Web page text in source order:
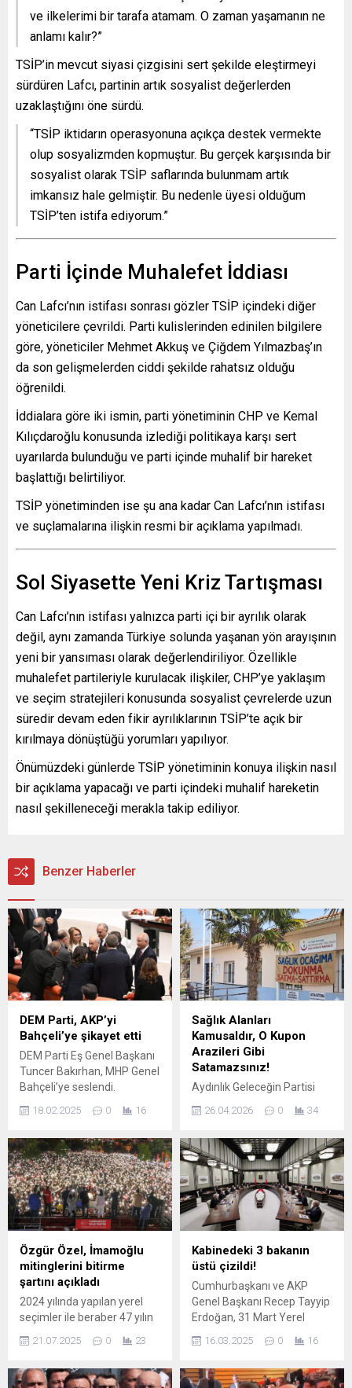
ve ilkelerimi bir tarafa atamam. O zaman yaşamanın ne
anlamı kalır?”
TSİP’in mevcut siyasi çizgisini sert şekilde eleştirmeyi
sürdüren Lafcı, partinin artık sosyalist değerlerden
uzaklaştığını öne sürdü.
“TSİP iktidarın operasyonuna açıkça destek vermekte
olup sosyalizmden kopmuştur. Bu gerçek karşısında bir
sosyalist olarak TSİP saflarında bulunmam artık
imkansız hale gelmiştir. Bu nedenle üyesi olduğum
TSİP’ten istifa ediyorum.”
Parti İçinde Muhalefet İddiası
Can Lafcı’nın istifası sonrası gözler TSİP içindeki diğer
yöneticilere çevrildi. Parti kulislerinden edinilen bilgilere
göre, yöneticiler Mehmet Akkuş ve Çiğdem Yılmazbaş’ın
da son gelişmelerden ciddi şekilde rahatsız olduğu
öğrenildi.
İddialara göre iki ismin, parti yönetiminin CHP ve Kemal
Kılıçdaroğlu konusunda izlediği politikaya karşı sert
uyarılarda bulunduğu ve parti içinde muhalif bir hareket
başlattığı belirtiliyor.
TSİP yönetiminden ise şu ana kadar Can Lafcı’nın istifası
ve suçlamalarına ilişkin resmi bir açıklama yapılmadı.
Sol Siyasette Yeni Kriz Tartışması
Can Lafcı’nın istifası yalnızca parti içi bir ayrılık olarak
değil, aynı zamanda Türkiye solunda yaşanan yön arayışının
yeni bir yansıması olarak değerlendiriliyor. Özellikle
muhalefet partileriyle kurulacak ilişkiler, CHP’ye yaklaşım
ve seçim stratejileri konusunda sosyalist çevrelerde uzun
süredir devam eden fikir ayrılıklarının TSİP’te açık bir
kırılmaya dönüştüğü yorumları yapılıyor.
Önümüzdeki günlerde TSİP yönetiminin konuya ilişkin nasıl
bir açıklama yapacağı ve parti içindeki muhalif hareketin
nasıl şekilleneceği merakla takip ediliyor.
Benzer Haberler
DEM Parti, AKP’yi
Bahçeli’ye şikayet etti
DEM Parti Eş Genel Başkanı
Tuncer Bakırhan, MHP Genel
Bahçeli’ye seslendi.
Bakırhan, "Ortağınız ve
yürütme erki olan sayın
neresindedir Sayın Bahçeli?"
diye sordu.
18.02.2025 0 16
Sağlık Alanları
Kamusaldır, O Kupon
Arazileri Gibi
Satamazsınız!
Aydınlık Geleceğin Partisi
Genel Başkan Yardımcısı
İrfan Özen’den Sert Çıkış…
Genel Başkan Yardımcısı
İrfan Özen, Bursa’da
kamuya ait sağlık tesislerine
yönelik özelleştirme
iddialarına ilişkin son derece
sert ve geniş kapsamlı bir
açıklama yaptı. Özen,
toplamda 5 sağlık
kurumunun “satış listesine
alındığı” yönündeki iddiaların
kabul edilemez olduğunu
belirterek,...
26.04.2026 0 34
Özgür Özel, İmamoğlu
mitinglerini bitirme
şartını açıkladı
2024 yılında yapılan yerel
seçimler ile beraber 47 yılın
partisi seçilen CHP,
belediyelere yapılan
21.07.2025 0 23
Kabinedeki 3 bakanın
üstü çizildi!
Cumhurbaşkanı ve AKP
Genel Başkanı Recep Tayyip
Erdoğan, 31 Mart Yerel
mağlubiyetin ardından AKP
yönetimlerde yüzde 40'ın
16.03.2025 0 16